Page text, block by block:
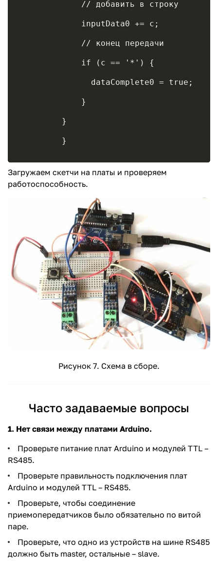
	     // добавить в строку
	     inputData0 += c;
	     // конец передачи
	     if (с == '*') {
	       dataComplete0 = true;
	     }
	 }
Загружаем скетчи на платы и проверяем
работоспособность.
Рисунок 7. Схема в сборе.
Часто задаваемые вопросы
1. Нет связи между платами Arduino.
Проверьте питание плат Arduino и модулей TTL –
RS485.
Проверьте правильность подключения плат
Arduino и модулей TTL – RS485.
Проверьте, чтобы соединение
приемопередатчиков было обязательно по витой
паре.
Проверьте, что одно из устройств на шине RS485
должно быть master, остальные – slave.